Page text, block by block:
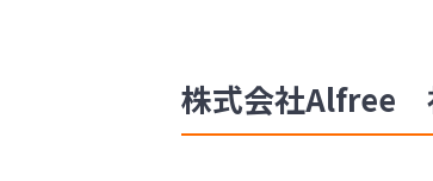
株式会社Alfree